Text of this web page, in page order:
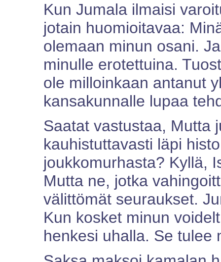
Kun Jumala ilmaisi
jotain huomioitavaa:
olemaan minun osani.
minulle erotettuina.
ole milloinkaan antanut
kansakunnalle lupaa
Saatat vastustaa, Mutta
kauhistuttavasti läpi
joukkomurhasta? Kyllä,
Mutta ne, jotka
välittömät seuraukset.
Kun kosket minun
henkesi uhalla. Se tulee